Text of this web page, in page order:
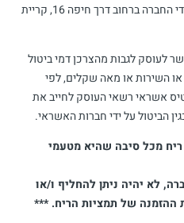
ההחזרה תעשה על ידי הלקוח למשרדי החברה ברחוב דרך חיפה 16, קריית
לעוסק לגבות מהצרכן דמי ביטול
או השירות או מאה שקלים, לפי
אשראי רשאי העוסק לחייב את
הביטול על ידי חברות האשראי.
ריח מכל סיבה שהיא מטעמי
לא יהיה ניתן להחליף ו/או
ההזמנה של תמציות הריח. ***